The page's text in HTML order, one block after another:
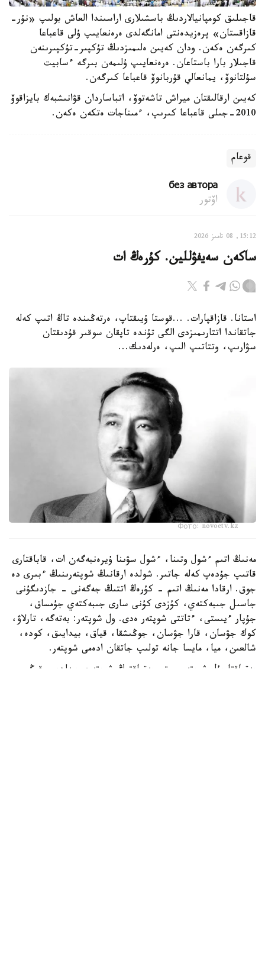
قاجىلىق كومپانيالاردىڭ باسشىلارى اراسىندا العاش بولىپ «نۇر-
قازاقستان» پرەزيدەنتى امانگەلدى ەرەنعايىپ ۇلى قاعباعا
كىرگەن ەكەن. ودان كەيىن ەلىمىزدىڭ تۇكپىر-تۇكپىرىنەن
قاجىلار بارا باستاعان. ەرەنعايىپ ۇلىمەن بىرگە ءسابيت
سۇلتانوۆ، يمانعالي قۇربانوۆ قاعباعا كىرگەن.
كەيىن ارقالىقتان ميراش تاشەتوۆ، اتباساردان قۋانىشبەك بايزاقوۆ
2010-جىلى قاعباعا كىرىپ، ءمىناجات ەتكەن ەكەن.
قوعام
без автора
اۆتور
15:12, 08 تامىز 2026
ساكەن سەيفۋللين. كۇرەڭ ات
استانا. قازاقپارات. ...قوستا ۇيىقتاپ، ەرتەڭىندە تاڭ اتىپ كەلە
جاتقاندا اتتارىمىزدى الگى تۇندە تاپقان سوقىر قۇدىقتان
سۋارىپ، وتتاتىپ الىپ، ەرلەدىك...
Фото: novoetv.kz
مەنىڭ اتىم ءشول وتىنا، ءشول سۋىنا ۇيرەنبەگەن ات، قاباقتارى
قاتىپ جۇدەپ كەلە جاتىر. شولدە ارقانىڭ شوپتەرىنىڭ ءبىرى دە
جوق. ارقادا مەنىڭ اتىم - كۇرەڭ اتتىڭ جەگەنى - جازدىگۇنى
جاسىل جىبەكتەي، كۇزدى كۇنى سارى جىبەكتەي جۇمساق،
جۇپار ءيىستى، ءتاتتى شوپتەر ەدى. ول شوپتەر: بەتەگە، تارلاۋ،
كوك جۋسان، قارا جۋسان، جوڭىشقا، قياق، بيدايىق، كودە،
شالعىن، ميا، مايسا جانە تولىپ جاتقان ادەمى شوپتەر.
بەتپاقتا بۇل شوپتەر جوق. بەتپاقتىڭ شوپتەرى سەلدىر، قوڭىر،